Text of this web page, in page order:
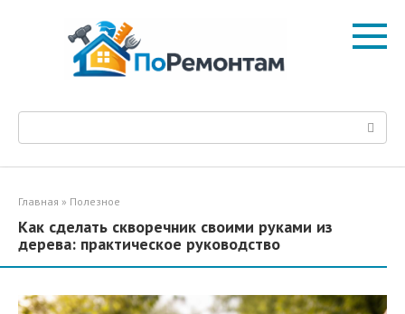
Поиск:
Главная » Полезное
Как сделать скворечник своими руками из
дерева: практическое руководство